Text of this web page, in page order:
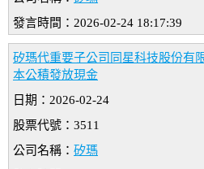
發言時間：2026-02-24 18:17:39
矽瑪代重要子公司同星科技股份有
本公積發放現金
日期：2026-02-24
股票代號：3511
公司名稱： 矽瑪